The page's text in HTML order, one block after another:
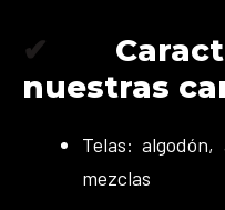
✔
nuestras
Telas:
mezclas